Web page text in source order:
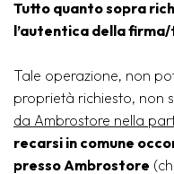
Tutto quanto sopra
l’autentica della
Tale operazione, non
proprietà richiesto, non
da Ambrostore nella
recarsi in comune
presso Ambrostore